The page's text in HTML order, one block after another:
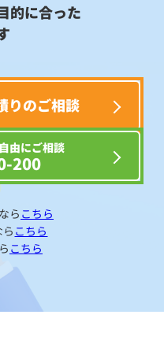
的に合った
りのご相談
由にご相談
200
ら こちら
こちら
こちら